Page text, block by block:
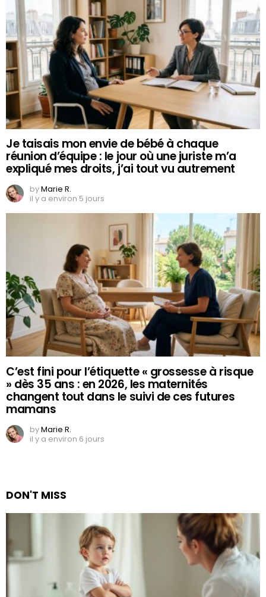
Je taisais mon envie de bébé à chaque
réunion d’équipe : le jour où une juriste m’a
expliqué mes droits, j’ai tout vu autrement
byMarie R.
il y a environ 5 jours
C’est fini pour l’étiquette « grossesse à risque
» dès 35 ans : en 2026, les maternités
changent tout dans le suivi de ces futures
mamans
byMarie R.
il y a environ 6 jours
DON'T MISS